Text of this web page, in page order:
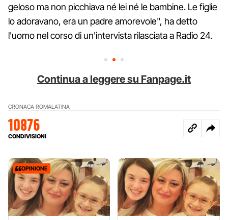
geloso ma non picchiava né lei né le bambine. Le figlie
lo adoravano, era un padre amorevole", ha detto
l'uomo nel corso di un'intervista rilasciata a Radio 24.
Continua a leggere su Fanpage.it
CRONACA ROMALATINA
10876
CONDIVISIONI
OPINIONE